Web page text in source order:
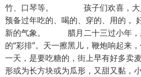
竹、口琴等。 孩子们欢喜，大人
预备过年吃的、喝的、穿的、用的，
新的气象。 腊月二十三过小年，
的“彩排”。天一擦黑儿，鞭炮响起来
一天，是要吃糖的，街上早有好多卖
形或为长方块或为瓜形，又甜又黏，